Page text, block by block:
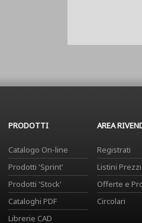
PRODOTTI
Catalogo On-line
Prodotti 'Sprint'
Prodotti 'Stock'
Cataloghi PDF
Librerie CAD
AREA
Registrati
Listini Prezzi
Offerte e
Circolari